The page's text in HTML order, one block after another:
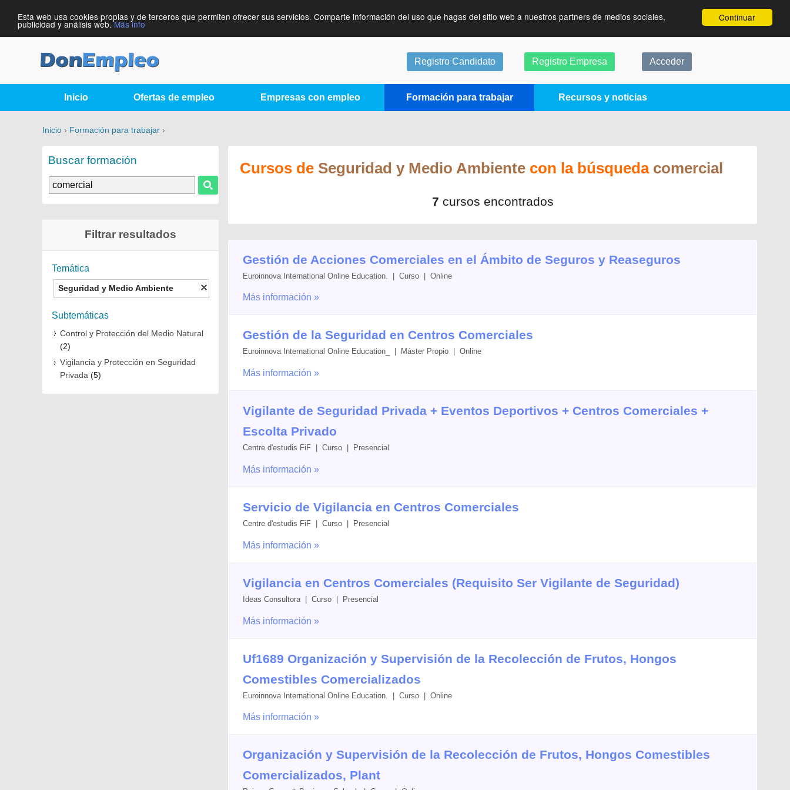
Continuar
Esta web usa cookies propias y de terceros que permiten ofrecer sus servicios. Comparte información del uso que hagas del sitio web a nuestros partners de medios sociales,
publicidad y análisis web.Más info
Registro Candidato Registro Empresa Acceder
Inicio Ofertas de empleo Empresas con empleo Formación para trabajar Recursos y noticias
Inicio › Formación para trabajar ›
Buscar formación
Filtrar resultados
Temática
Seguridad y Medio Ambiente
Subtemáticas
Control y Protección del Medio Natural
(2)
Vigilancia y Protección en Seguridad
Privada(5)
Cursos de Seguridad y Medio Ambiente con la búsqueda comercial
7 cursos encontrados
Gestión de Acciones Comerciales en el Ámbito de Seguros y Reaseguros
Euroinnova International Online Education. | Curso | Online
Más información »
Gestión de la Seguridad en Centros Comerciales
Euroinnova International Online Education_ | Máster Propio | Online
Más información »
Vigilante de Seguridad Privada + Eventos Deportivos + Centros Comerciales +
Escolta Privado
Centre d'estudis FiF | Curso | Presencial
Más información »
Servicio de Vigilancia en Centros Comerciales
Centre d'estudis FiF | Curso | Presencial
Más información »
Vigilancia en Centros Comerciales (Requisito Ser Vigilante de Seguridad)
Ideas Consultora | Curso | Presencial
Más información »
Uf1689 Organización y Supervisión de la Recolección de Frutos, Hongos
Comestibles Comercializados
Euroinnova International Online Education. | Curso | Online
Más información »
Organización y Supervisión de la Recolección de Frutos, Hongos Comestibles
Comercializados, Plant